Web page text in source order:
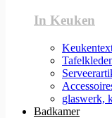
In Keuken
glaswerk,
Badkamer